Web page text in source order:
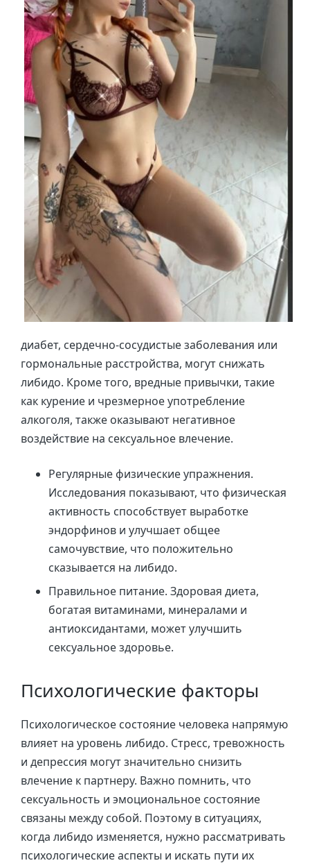
диабет, сердечно-сосудистые заболевания или
гормональные расстройства, могут снижать
либидо. Кроме того, вредные привычки, такие
как курение и чрезмерное употребление
алкоголя, также оказывают негативное
воздействие на сексуальное влечение.
Регулярные физические упражнения.
Исследования показывают, что физическая
активность способствует выработке
эндорфинов и улучшает общее
самочувствие, что положительно
сказывается на либидо.
Правильное питание. Здоровая диета,
богатая витаминами, минералами и
антиоксидантами, может улучшить
сексуальное здоровье.
Психологические факторы
Психологическое состояние человека напрямую
влияет на уровень либидо. Стресс, тревожность
и депрессия могут значительно снизить
влечение к партнеру. Важно помнить, что
сексуальность и эмоциональное состояние
связаны между собой. Поэтому в ситуациях,
когда либидо изменяется, нужно рассматривать
психологические аспекты и искать пути их